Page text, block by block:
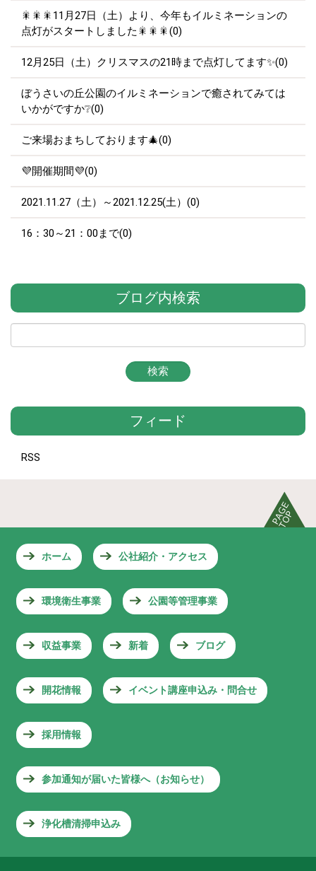
🎇🎇🎇11月27日（土）より、今年もイルミネーションの
点灯がスタートしました🎇🎇🎇(0)
12月25日（土）クリスマスの21時まで点灯してます✨(0)
ぼうさいの丘公園のイルミネーションで癒されてみては
いかがですか❔(0)
ご来場おまちしております🎄(0)
💜開催期間💜(0)
2021.11.27（土）～2021.12.25(土）(0)
16：30～21：00まで(0)
ブログ内検索
フィード
RSS
ホーム 公社紹介・アクセス
環境衛生事業 公園等管理事業
収益事業 新着 ブログ
開花情報 イベント講座申込み・問合せ
採用情報
参加通知が届いた皆様へ（お知らせ）
浄化槽清掃申込み